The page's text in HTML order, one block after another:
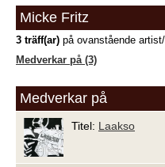
Micke Fritz
3 träff(ar) på ovanstående
Medverkar på (3)
Medverkar på
Titel: Laakso